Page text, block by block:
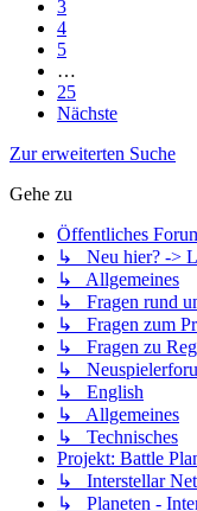
3
4
5
…
25
Nächste
Zur erweiterten Suche
Gehe zu
Öffentliches
↳ Neu hier? ->
↳ Allgemeines
↳ Fragen rund
↳ Fragen zum
↳ Fragen zu
↳
↳ English
↳ Allgemeines
↳ Technisches
Projekt: Battle
↳ Interstellar
↳ Planeten -